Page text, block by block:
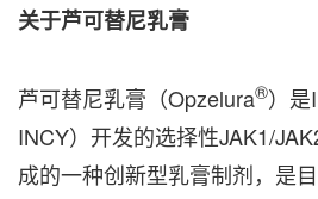
关于芦可替尼乳膏
芦可替尼乳膏（Opzelura®）是
INCY）开发的选择性JAK1/
成的一种创新型乳膏制剂，是